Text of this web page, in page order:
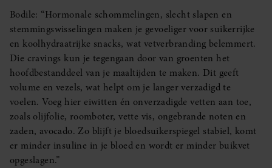
Bodile: “Hormonale schommelingen, slecht slapen en
stemmingswisselingen maken je gevoeliger voor suikerrijke
en koolhydraatrijke snacks, wat vetverbranding belemmert.
Die cravings kun je tegengaan door van groenten het
hoofdbestanddeel van je maaltijden te maken. Dit geeft
volume en vezels, wat helpt om je langer verzadigd te
voelen. Voeg hier eiwitten én onverzadigde vetten aan toe,
zoals olijfolie, roomboter, vette vis, ongebrande noten en
zaden, avocado. Zo blijft je bloedsuikerspiegel stabiel, komt
er minder insuline in je bloed en wordt er minder buikvet
opgeslagen.”